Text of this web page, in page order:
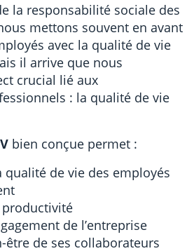
la responsabilité sociale des
mettons souvent en avant
avec la qualité de vie
il arrive que nous
crucial lié aux
: la qualité de vie
bien conçue permet :
qualité de vie des employés
de l’entreprise
être de ses collaborateurs